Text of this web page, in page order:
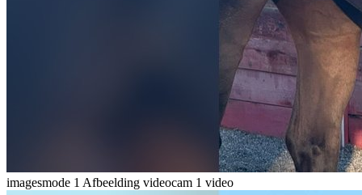
imagesmode 1 Afbeelding videocam 1 video